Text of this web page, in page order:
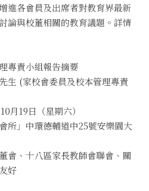
進各會員及出席者對教育界最新
論與校董相關的教育議題。詳情
專責小組報告摘要
生 (家校會委員及校本管理專責
月19日（星期六）
所」中環德輔道中25號安樂園大
會、十八區家長教師會聯會、關
好